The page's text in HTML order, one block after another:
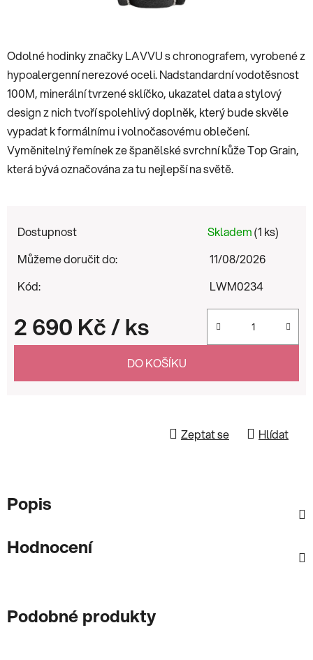
Odolné hodinky značky LAVVU s chronografem, vyrobené z
hypoalergenní nerezové oceli. Nadstandardní vodotěsnost
100M, minerální tvrzené sklíčko, ukazatel data a stylový
design z nich tvoří spolehlivý doplněk, který bude skvěle
vypadat k formálnímu i volnočasovému oblečení.
Vyměnitelný řemínek ze španělské svrchní kůže Top Grain,
která bývá označována za tu nejlepší na světě.
Dostupnost Skladem(1 ks)
Můžeme doručit do:
11/08/2026
Kód:
LWM0234
2 690 Kč/ ks
Měrná cena:
DO KOŠÍKU
Zeptat se Hlídat
Popis
Hodnocení
Podobné produkty